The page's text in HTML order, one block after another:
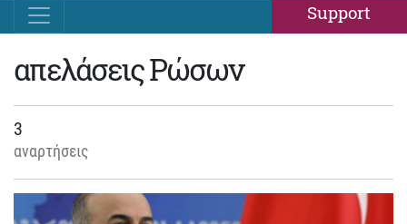
Support
απελάσεις Ρώσων
3
αναρτήσεις